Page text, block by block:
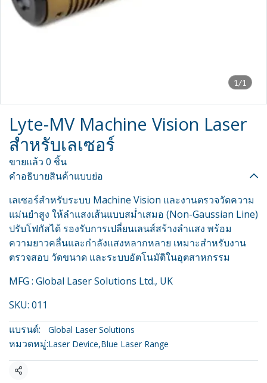
1/1
Lyte-MV Machine Vision Laser
สำหรับเลเซอร์
ขายแล้ว 0 ชิ้น
คำอธิบายสินค้าแบบย่อ
เลเซอร์สำหรับระบบ Machine Vision และงานตรวจวัดความ
แม่นยำสูง ให้ลำแสงเส้นแบบสม่ำเสมอ (Non-Gaussian Line)
ปรับโฟกัสได้ รองรับการเปลี่ยนเลนส์สร้างลำแสง พร้อม
ความยาวคลื่นและกำลังแสงหลากหลาย เหมาะสำหรับงาน
ตรวจสอบ วัดขนาด และระบบอัตโนมัติในอุตสาหกรรม
MFG : Global Laser Solutions Ltd., UK
SKU: 011
แบรนด์:
Global Laser Solutions
หมวดหมู่:Laser Device,Blue Laser Range
แชร์